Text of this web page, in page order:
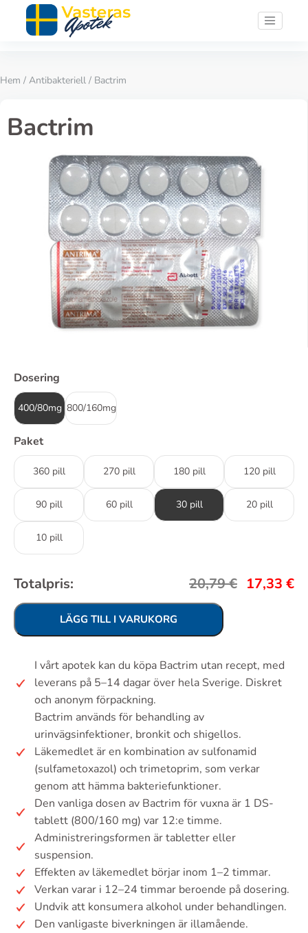
Hem / Antibakteriell / Bactrim
Bactrim
Dosering
400/80mg 800/160mg
Paket
360 pill 270 pill 180 pill 120 pill
90 pill 60 pill 30 pill 20 pill
10 pill
Totalpris: 20,79€ 17,33 €
LÄGG TILL I VARUKORG
I vårt apotek kan du köpa Bactrim utan recept, med
leverans på 5–14 dagar över hela Sverige. Diskret
och anonym förpackning.
Bactrim används för behandling av
urinvägsinfektioner, bronkit och shigellos.
Läkemedlet är en kombination av sulfonamid
(sulfametoxazol) och trimetoprim, som verkar
genom att hämma bakteriefunktioner.
Den vanliga dosen av Bactrim för vuxna är 1 DS-
tablett (800/160 mg) var 12:e timme.
Administreringsformen är tabletter eller
suspension.
Effekten av läkemedlet börjar inom 1–2 timmar.
Verkan varar i 12–24 timmar beroende på dosering.
Undvik att konsumera alkohol under behandlingen.
Den vanligaste biverkningen är illamående.